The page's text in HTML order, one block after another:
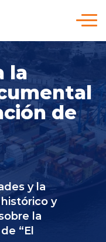
la
de
y la
y
la
“El